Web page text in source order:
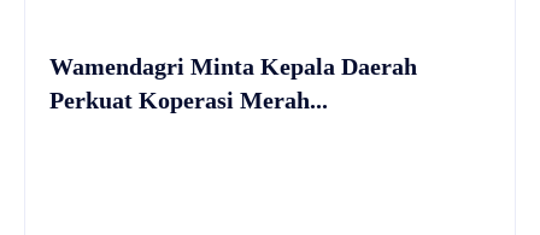
Wamendagri Minta Kepala Daerah
Perkuat Koperasi Merah...